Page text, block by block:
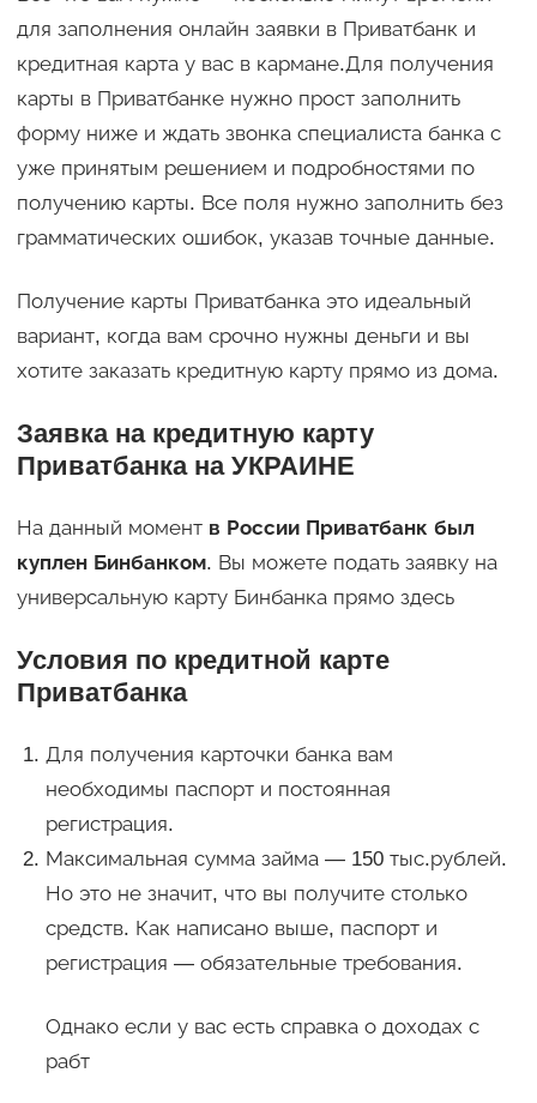
для заполнения онлайн заявки в Приватбанк и
кредитная карта у вас в кармане.Для получения
карты в Приватбанке нужно прост заполнить
форму ниже и ждать звонка специалиста банка с
уже принятым решением и подробностями по
получению карты. Все поля нужно заполнить без
грамматических ошибок, указав точные данные.
Получение карты Приватбанка это идеальный
вариант, когда вам срочно нужны деньги и вы
хотите заказать кредитную карту прямо из дома.
Заявка на кредитную карту
Приватбанка на УКРАИНЕ
На данный момент в России Приватбанк был
куплен Бинбанком. Вы можете подать заявку на
универсальную карту Бинбанка прямо здесь
Условия по кредитной карте
Приватбанка
Для получения карточки банка вам
необходимы паспорт и постоянная
регистрация.
Максимальная сумма займа — 150 тыс.рублей.
Но это не значит, что вы получите столько
средств. Как написано выше, паспорт и
регистрация — обязательные требования.
Однако если у вас есть справка о доходах с
рабт